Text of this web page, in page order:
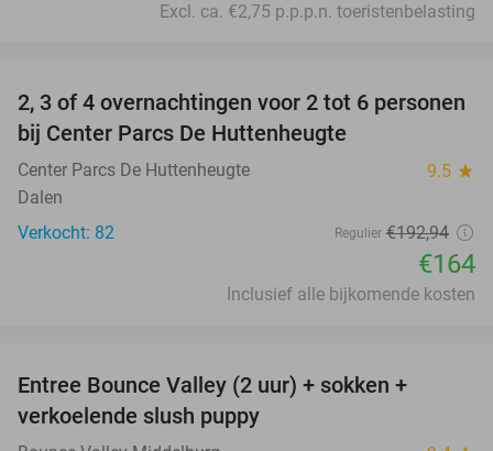
Excl. ca. €2,75 p.p.p.n. toeristenbelasting
15%
2, 3 of 4 overnachtingen voor 2 tot 6 personen
bij Center Parcs De Huttenheugte
Center Parcs De Huttenheugte 9.5 star
Dalen
Verkocht: 82
Regulier €192,94
€164
Inclusief alle bijkomende kosten
Entree Bounce Valley (2 uur) + sokken +
verkoelende slush puppy